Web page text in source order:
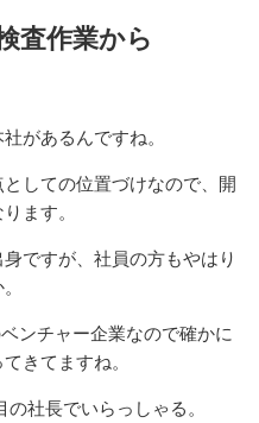
査作業から
があるんですね。
しての位置づけなので、開
ます。
ですが、社員の方もやはり
ンチャー企業なので確かに
きてますね。
社長でいらっしゃる。